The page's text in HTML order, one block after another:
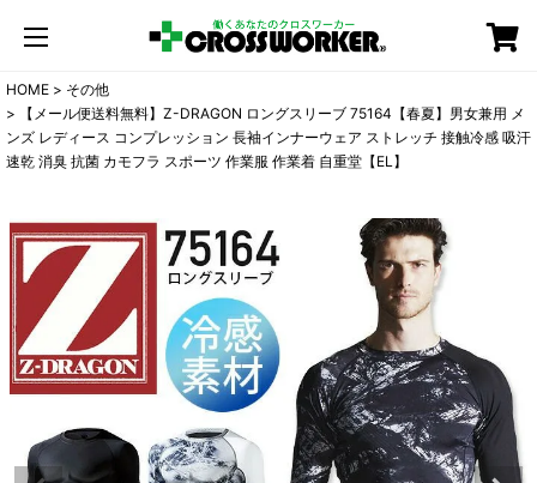
HOME
その他
【メール便送料無料】Z-DRAGON ロングスリーブ 75164【春夏】男女兼用 メ
ンズ レディース コンプレッション 長袖インナーウェア ストレッチ 接触冷感 吸汗
速乾 消臭 抗菌 カモフラ スポーツ 作業服 作業着 自重堂【EL】